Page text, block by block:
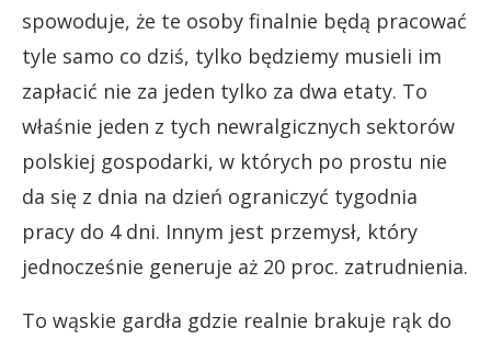
spowoduje, że te osoby finalnie będą pracować
tyle samo co dziś, tylko będziemy musieli im
zapłacić nie za jeden tylko za dwa etaty. To
właśnie jeden z tych newralgicznych sektorów
polskiej gospodarki, w których po prostu nie
da się z dnia na dzień ograniczyć tygodnia
pracy do 4 dni. Innym jest przemysł, który
jednocześnie generuje aż 20 proc. zatrudnienia.
To wąskie gardła gdzie realnie brakuje rąk do